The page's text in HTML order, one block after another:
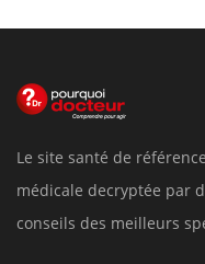
Le site santé de
médicale decryptée par
conseils des meilleurs